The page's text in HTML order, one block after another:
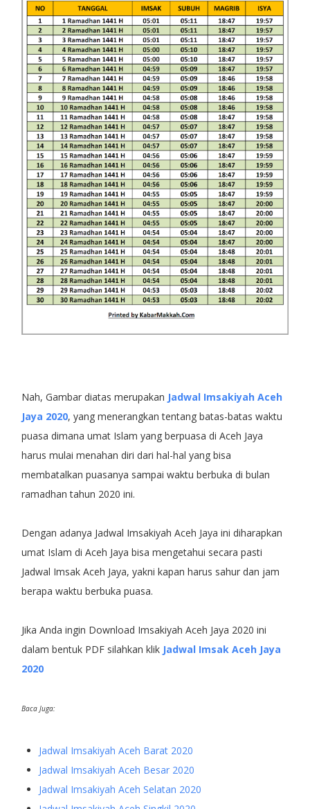
Nah, Gambar diatas merupakan Jadwal Imsakiyah Aceh
Jaya 2020, yang menerangkan tentang batas-batas waktu
puasa dimana umat Islam yang berpuasa di Aceh Jaya
harus mulai menahan diri dari hal-hal yang bisa
membatalkan puasanya sampai waktu berbuka di bulan
ramadhan tahun 2020 ini.
Dengan adanya Jadwal Imsakiyah Aceh Jaya ini diharapkan
umat Islam di Aceh Jaya bisa mengetahui secara pasti
Jadwal Imsak Aceh Jaya, yakni kapan harus sahur dan jam
berapa waktu berbuka puasa.
Jika Anda ingin Download Imsakiyah Aceh Jaya 2020 ini
dalam bentuk PDF silahkan klik Jadwal Imsak Aceh Jaya
2020
Baca Juga:
Jadwal Imsakiyah Aceh Barat 2020
Jadwal Imsakiyah Aceh Besar 2020
Jadwal Imsakiyah Aceh Selatan 2020